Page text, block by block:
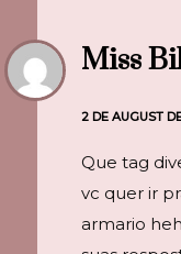
Miss
2 DE AUGUST
Que tag
vc quer ir
armario